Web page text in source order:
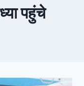
पहुंचे